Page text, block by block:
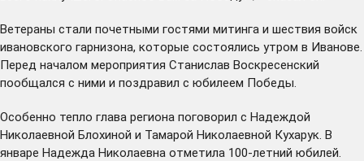
Ветераны стали почетными гостями митинга и шествия войск
ивановского гарнизона, которые состоялись утром в Иванове.
Перед началом мероприятия Станислав Воскресенский
пообщался с ними и поздравил с юбилеем Победы.
Особенно тепло глава региона поговорил с Надеждой
Николаевной Блохиной и Тамарой Николаевной Кухарук. В
январе Надежда Николаевна отметила 100-летний юбилей.